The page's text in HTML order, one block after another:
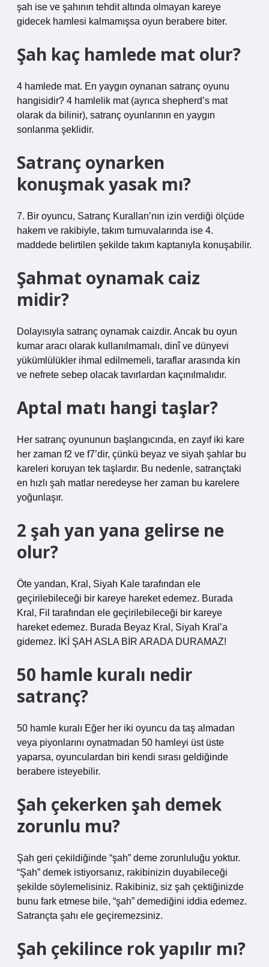
şah ise ve şahının tehdit altında olmayan kareye
gidecek hamlesi kalmamışsa oyun berabere biter.
Şah kaç hamlede mat olur?
4 hamlede mat. En yaygın oynanan satranç oyunu
hangisidir? 4 hamlelik mat (ayrıca shepherd’s mat
olarak da bilinir), satranç oyunlarının en yaygın
sonlanma şeklidir.
Satranç oynarken
konuşmak yasak mı?
7. Bir oyuncu, Satranç Kuralları’nın izin verdiği ölçüde
hakem ve rakibiyle, takım turnuvalarında ise 4.
maddede belirtilen şekilde takım kaptanıyla konuşabilir.
Şahmat oynamak caiz
midir?
Dolayısıyla satranç oynamak caizdir. Ancak bu oyun
kumar aracı olarak kullanılmamalı, dinî ve dünyevi
yükümlülükler ihmal edilmemeli, taraflar arasında kin
ve nefrete sebep olacak tavırlardan kaçınılmalıdır.
Aptal matı hangi taşlar?
Her satranç oyununun başlangıcında, en zayıf iki kare
her zaman f2 ve f7’dir, çünkü beyaz ve siyah şahlar bu
kareleri koruyan tek taşlardır. Bu nedenle, satrançtaki
en hızlı şah matlar neredeyse her zaman bu karelere
yoğunlaşır.
2 şah yan yana gelirse ne
olur?
Öte yandan, Kral, Siyah Kale tarafından ele
geçirilebileceği bir kareye hareket edemez. Burada
Kral, Fil tarafından ele geçirilebileceği bir kareye
hareket edemez. Burada Beyaz Kral, Siyah Kral’a
gidemez. İKİ ŞAH ASLA BİR ARADA DURAMAZ!
50 hamle kuralı nedir
satranç?
50 hamle kuralı Eğer her iki oyuncu da taş almadan
veya piyonlarını oynatmadan 50 hamleyi üst üste
yaparsa, oyunculardan biri kendi sırası geldiğinde
berabere isteyebilir.
Şah çekerken şah demek
zorunlu mu?
Şah geri çekildiğinde “şah” deme zorunluluğu yoktur.
“Şah” demek istiyorsanız, rakibinizin duyabileceği
şekilde söylemelisiniz. Rakibiniz, siz şah çektiğinizde
bunu fark etmese bile, “şah” demediğini iddia edemez.
Satrançta şahı ele geçiremezsiniz.
Şah çekilince rok yapılır mı?